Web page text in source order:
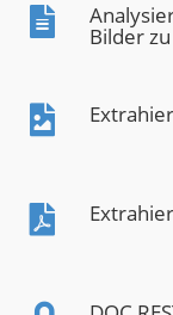
Bilder